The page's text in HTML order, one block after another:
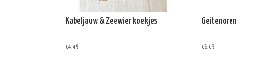
Kabeljauw & Zeewier koekjes
€4,49
Geitenoren
€6,09